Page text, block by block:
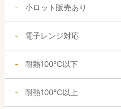
小ロット販売あり
電子レンジ対応
耐熱100℃以下
耐熱100℃以上